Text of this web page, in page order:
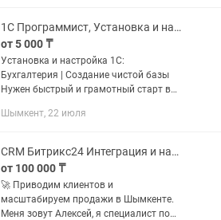
Настройка...
1C Программист, Установка и настройка, Создание базы 1С
от 5 000 ₸
Установка и настройка 1С:
Бухгалтерия | Создание чистой базы
Нужен быстрый и грамотный старт в
нуля» для вашего бизнеса. Работаю со
Шымкент, 22 июля
CRM Битрикс24 Интеграция и настройка в Шымкенте
от 100 000 ₸
🚀 Приводим клиентов и
масштабируем продажи в Шымкенте.
Меня зовут Алексей, я специалист по